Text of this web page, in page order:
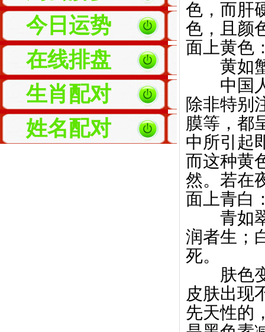
今日运势
在线排盘
生肖配对
姓名配对
色，而肝
色，且颜
面上黄色
黄如蟹
中国人
除非特别
膜等，都
中所引起
而这种黄
然。若在
面上青白
青如翠
润者生；
死。
肤色变
皮肤出现
先天性的